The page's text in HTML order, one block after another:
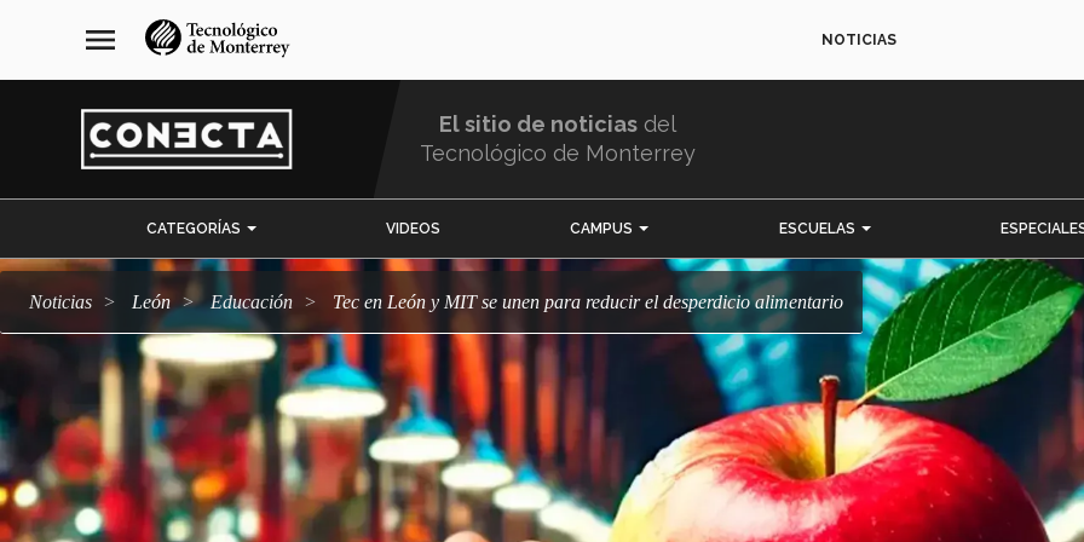
navegación
principal
menu NOTICIAS
El sitio de noticias del
Tecnológico de Monterrey
CATEGORÍAS VIDEOS CAMPUS ESCUELAS
Noticias León Educación Tec en León y MIT se unen para reducir el desperdicio alimentario